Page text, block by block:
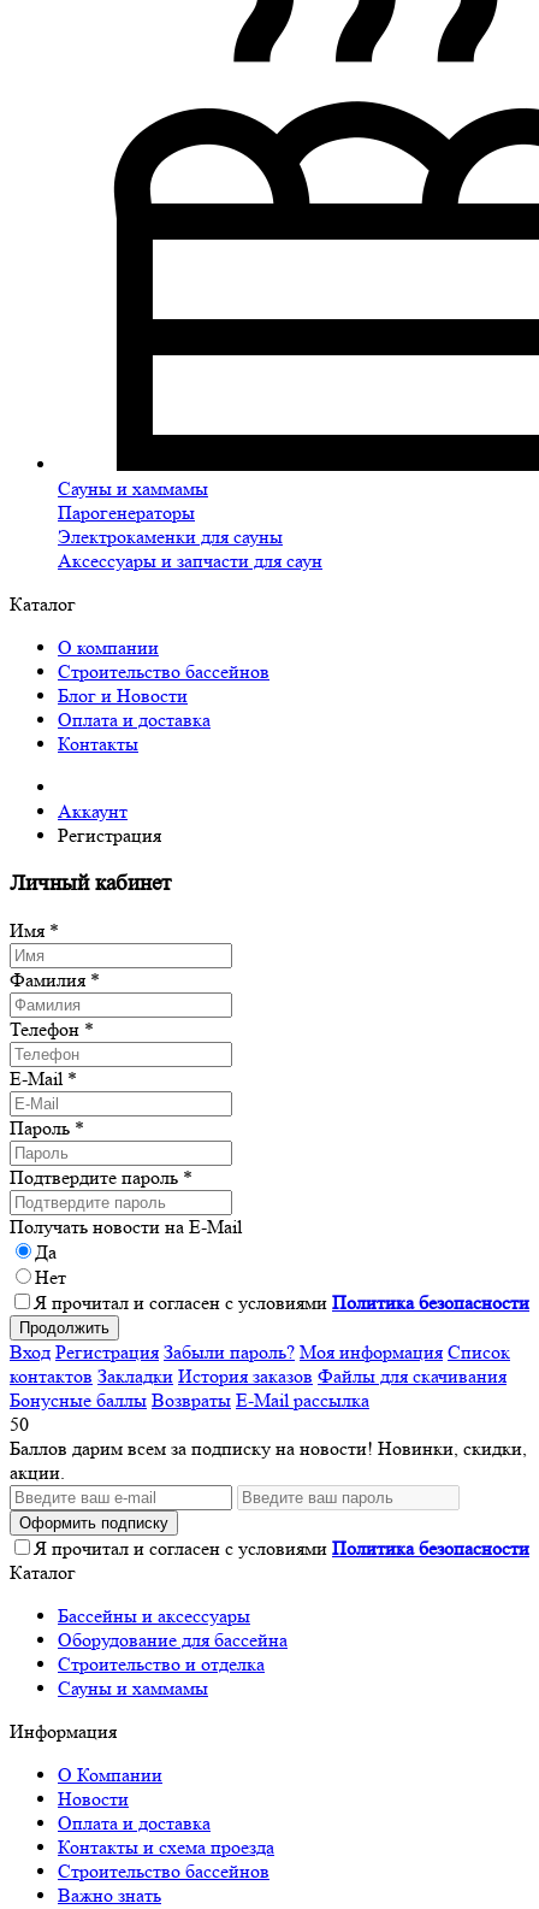
Сауны и хаммамы
Парогенераторы
Электрокаменки для сауны
Аксессуары и запчасти для саун
Каталог
О компании
Строительство бассейнов
Блог и Новости
Оплата и доставка
Контакты
Аккаунт
Регистрация
Личный кабинет
Имя *
Фамилия *
Телефон *
E-Mail *
Пароль *
Подтвердите пароль *
Получать новости на E-Mail
Да
Нет
Я прочитал и согласен с условиями Политика безопасности
Продолжить
Вход Регистрация Забыли пароль? Моя информация Список
контактов Закладки История заказов Файлы для скачивания
Бонусные баллы Возвраты E-Mail рассылка
50
Баллов дарим всем за подписку на новости! Новинки, скидки,
акции.
Оформить подписку
Я прочитал и согласен с условиями Политика безопасности
Каталог
Бассейны и аксессуары
Оборудование для бассейна
Строительство и отделка
Сауны и хаммамы
Информация
О Компании
Новости
Оплата и доставка
Контакты и схема проезда
Строительство бассейнов
Важно знать